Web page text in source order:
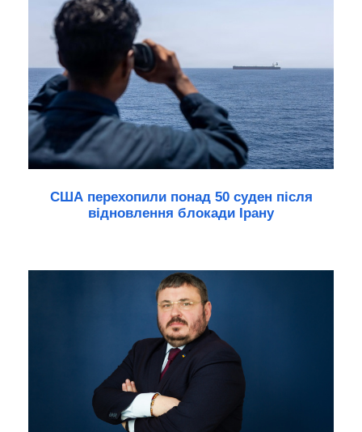
США перехопили понад 50 суден після
відновлення блокади Ірану